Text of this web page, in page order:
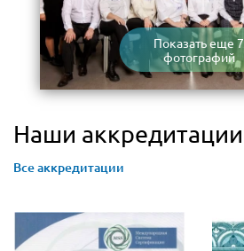
Показать еще 7
фотографий
Наши аккредитации
Все аккредитации